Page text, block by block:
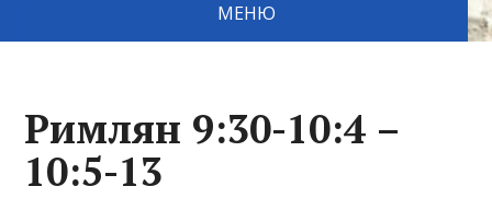
МЕНЮ
Римлян 9:30-10:4 –
10:5-13